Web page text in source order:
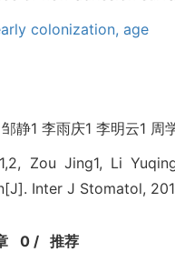
colonization, age
静1 李雨庆1 李明云1
Zou Jing1, Li
Inter J Stomatol,
0/ 推荐